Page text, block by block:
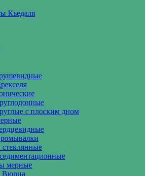
Кьедаля
с плоским дном
мерные
Вюрца